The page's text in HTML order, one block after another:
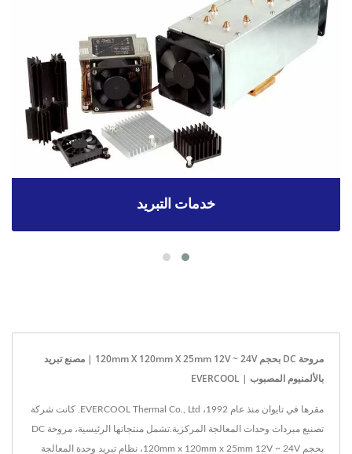
خدمات التبريد
مروحة DC بحجم 120mm X 120mm X 25mm 12V ~ 24V | مصنع تبريد
بالألمنيوم المصبوب | EVERCOOL
مقرها في تايوان منذ عام 1992، EVERCOOL Thermal Co., Ltd. كانت شركة
تصنيع مبردات وحدات المعالجة المركزية.تشمل منتجاتها الرئيسية، مروحة DC
بحجم 120mm x 120mm x 25mm 12V ~ 24V، نظام تبريد وحدة المعالجة